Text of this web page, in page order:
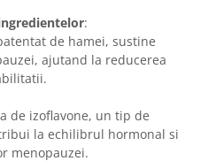
:
de hamei, sustine
ajutand la reducerea
de izoflavone, un tip de
la echilibrul hormonal si
menopauzei.